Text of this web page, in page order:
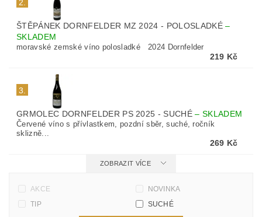
2.
ŠTĚPÁNEK DORNFELDER MZ 2024 - POLOSLADKÉ–
SKLADEM
moravské zemské víno polosladké 2024 Dornfelder
219 Kč
3.
GRMOLEC DORNFELDER PS 2025 - SUCHÉ– SKLADEM
Červené víno s přívlastkem, pozdní sběr, suché, ročník
sklizně...
269 Kč
ZOBRAZIT VÍCE
AKCE
NOVINKA
TIP
SUCHÉ